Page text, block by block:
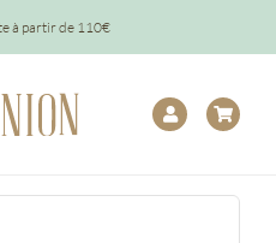
à partir de 110€